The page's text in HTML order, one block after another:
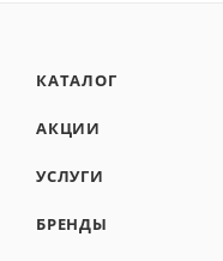
КАТАЛОГ
АКЦИИ
УСЛУГИ
БРЕНДЫ